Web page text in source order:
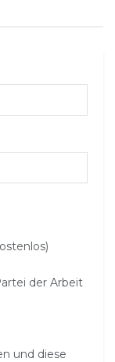
der Arbeit
und diese